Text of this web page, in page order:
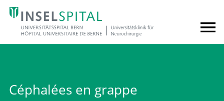
Céphalées en grappe